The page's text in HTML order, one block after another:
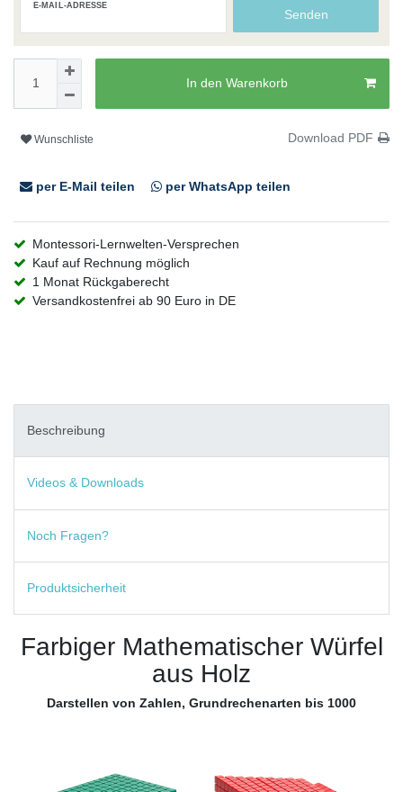
E-MAIL-ADRESSE
Senden
In den Warenkorb
Wunschliste Download PDF
per E-Mail teilen per WhatsApp teilen
Montessori-Lernwelten-Versprechen
Kauf auf Rechnung möglich
1 Monat Rückgaberecht
Versandkostenfrei ab 90 Euro in DE
Beschreibung
Videos & Downloads
Noch Fragen?
Produktsicherheit
Farbiger Mathematischer Würfel
aus Holz
Darstellen von Zahlen, Grundrechenarten bis 1000